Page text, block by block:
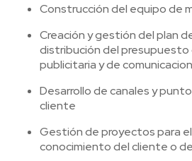
Construcción del equipo de
Creación y gestión del plan
distribución del presupuesto
publicitaria y de
Desarrollo de canales y
cliente
Gestión de proyectos para
conocimiento del cliente o